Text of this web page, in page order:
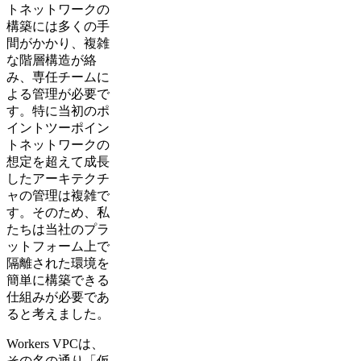
トネットワークの
構築には多くの手
間がかかり、複雑
な階層構造が絡
み、専任チームに
よる管理が必要で
す。特に当初のポ
イントツーポイン
トネットワークの
想定を超えて成長
したアーキテクチ
ャの管理は複雑で
す。そのため、私
たちは当社のプラ
ットフォーム上で
隔離された環境を
簡単に構築できる
仕組みが必要であ
ると考えました。
Workers VPCは、